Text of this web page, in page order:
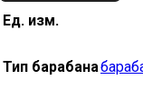
Ед. изм.
Тип барабана